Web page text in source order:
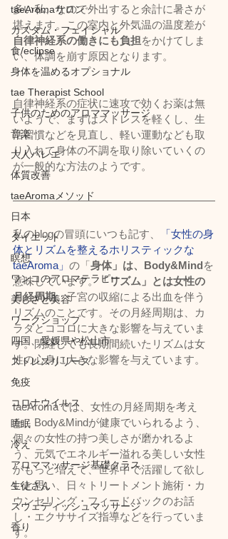
taeAromaサロン
カスタム・フェイシャル
食/eclipse
身体を温めるオプショナル
tae Therapist School
子供のためのアロママッサージ
音楽
大人バレエ
体質改善
taeAromaメソッド
日本
ダイエット
瞑想
ワンコのアロマテラピー
美しさと美容
ワークショップ
四国、愛媛県や松山市
ストレスリリース
免疫
コロナウイルス
睡眠
冷え
アロママッサージ基礎クラス
生徒さん
スウェディッシュマッサージ
香り
多い私、なので外出すると余計に暑さが
堪えます。この室内と外気温の温度差が
自律神経系の働きにも負担をかけてしま
い、体調を崩す原因となります。
自律神経系の症状に速攻で効くお薬は無
いようで、まずはストレスを軽くし、生
活習慣などを見直し、軽い運動なども取
り入れて身体の不調を取り除いていくの
が一般的な方法のようです。
私のblogの冒頭にいつも記す、
「女性の身
体とリズムを整えるホリスティックな
taeAroma」 の「身体」は、Body&Mindを
意味しています。「リズム」とは女性の
月経周期、子宮の収縮による出血を伴う
リズムのことです。その月経周期は、カ
ラダとココロに大きな影響を与えていま
す。閉経しても長期間続いたリズムは女
性の心身に大きな影響を与えています。
taeAromaでは、女性の月経周期を考え
た、Body&Mindが健康でいられるよう、
個々の女性の持つ美しさが磨かれるよ
う、元気でエネルギー溢れる美しい女性
がもっと増えて、世界中で活躍して欲し
いと思い、日々トリートメント施術・カ
ウンセリング・フィードバックのお話
し・エクササイズ指導などを行っていま
す。